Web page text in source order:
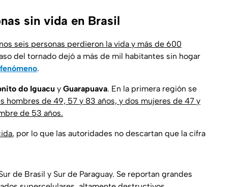
sin vida en Brasil
seis personas perdieron la vida y más de 600
del tornado dejó a más de mil habitantes sin hogar
fenómeno.
do Iguacu y Guarapuava. En la primera región se
hombres de 49, 57 y 83 años, y dos mujeres de 47 y
de 53 años.
, por lo que las autoridades no descartan que la cifra
de Brasil y Sur de Paraguay. Se reportan grandes